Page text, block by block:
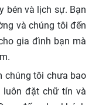
bén và lịch sự. Bạn
và chúng tôi đến
gia đình bạn mà
chúng tôi chưa bao
luôn đặt chữ tín và